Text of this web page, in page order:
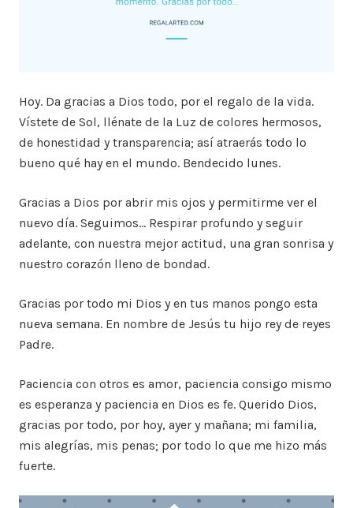
Hoy. Da gracias a Dios todo, por el regalo de la vida.
Vístete de Sol, llénate de la Luz de colores hermosos,
de honestidad y transparencia; así atraerás todo lo
bueno qué hay en el mundo. Bendecido lunes.
Gracias a Dios por abrir mis ojos y permitirme ver el
nuevo día. Seguimos… Respirar profundo y seguir
adelante, con nuestra mejor actitud, una gran sonrisa y
nuestro corazón lleno de bondad.
Gracias por todo mi Dios y en tus manos pongo esta
nueva semana. En nombre de Jesús tu hijo rey de reyes
Padre.
Paciencia con otros es amor, paciencia consigo mismo
es esperanza y paciencia en Dios es fe. Querido Dios,
gracias por todo, por hoy, ayer y mañana; mi familia,
mis alegrías, mis penas; por todo lo que me hizo más
fuerte.